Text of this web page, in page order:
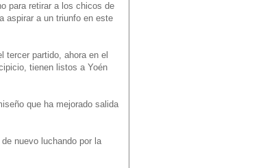
para retirar a los chicos de
aspirar a un triunfo en este
tercer partido, ahora en el
tienen listos a Yoén
que ha mejorado salida
nuevo luchando por la